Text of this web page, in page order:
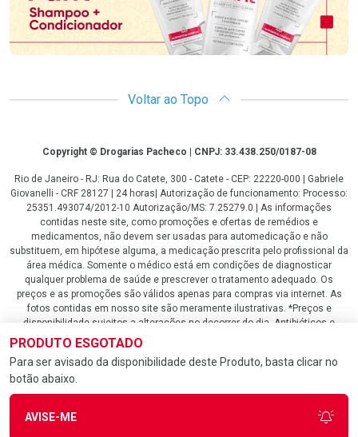
PRODUTO ESGOTADO
Para ser avisado da disponibilidade deste Produto, basta clicar no
botão abaixo.
AVISE-ME
Voltar ao Topo
CopyrightCopyright © Drogarias Pacheco | CNPJ: 33.438.250/0187-08
Rio de Janeiro - RJ: Rua do Catete, 300 - Catete - CEP: 22220-000 | Gabriele
Giovanelli - CRF 28127 | 24 horas| Autorização de funcionamento: Processo:
25351.493074/2012-10 Autorização/MS: 7.25279.0 | As informações
contidas neste site, como promoções e ofertas de remédios e
medicamentos, não devem ser usadas para automedicação e não
substituem, em hipótese alguma, a medicação prescrita pelo profissional da
área médica. Somente o médico está em condições de diagnosticar
qualquer problema de saúde e prescrever o tratamento adequado. Os
preços e as promoções são válidos apenas para compras via internet. As
fotos contidas em nosso site são meramente ilustrativas. *Preços e
disponibilidade sujeitos a alterações no decorrer do dia. Antibióticos e
antimicrobianos vendas apenas em lojas físicas ou televendas. Portaria nº
344 - 01/02/1999 - Ministério da Saúde. Horário de funcionamento Central
de Vendas e Atendimento ao Cliente 4020 4404 ou 0800 282 10 10 de
LGPD Aceite os Cookies